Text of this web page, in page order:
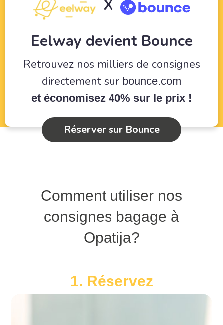
Lire plus
X
Eelway devient Bounce
Retrouvez nos milliers de consignes
directement sur bounce.com
et économisez 40% sur le prix !
Réserver sur Bounce
Comment utiliser nos
consignes bagage à
Opatija?
1. Réservez